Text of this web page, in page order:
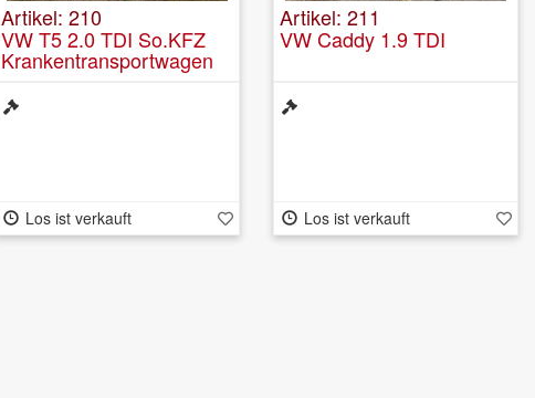
Artikel: 210
VW T5 2.0 TDI So.KFZ
Krankentransportwagen
Los ist verkauft
Artikel: 211
VW Caddy 1.9 TDI
Los ist verkauft